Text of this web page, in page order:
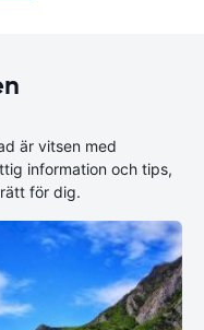
är vitsen med
information och tips,
för dig.